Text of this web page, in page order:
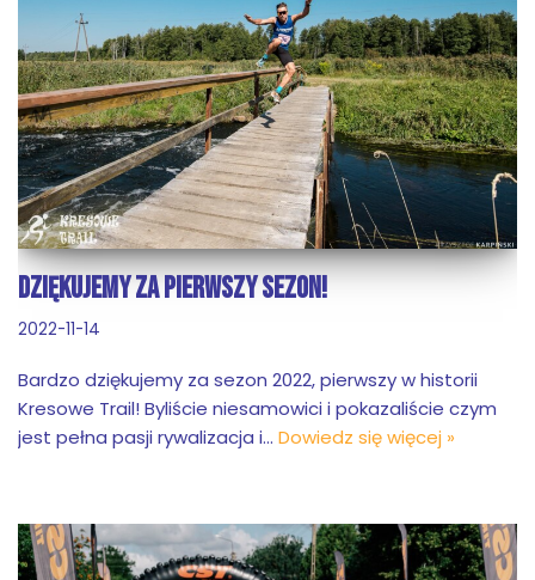
DZIĘKUJEMY ZA PIERWSZY SEZON!
2022-11-14
Bardzo dziękujemy za sezon 2022, pierwszy w historii
Kresowe Trail! Byliście niesamowici i pokazaliście czym
jest pełna pasji rywalizacja i… Dowiedz się więcej »